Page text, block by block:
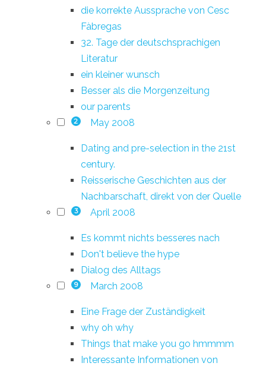
die korrekte Aussprache von Cesc
Fàbregas
32. Tage der deutschsprachigen
Literatur
ein kleiner wunsch
Besser als die Morgenzeitung
our parents
2 May 2008
Dating and pre-selection in the 21st
century.
Reisserische Geschichten aus der
Nachbarschaft, direkt von der Quelle
3 April 2008
Es kommt nichts besseres nach
Don't believe the hype
Dialog des Alltags
9 March 2008
Eine Frage der Zuständigkeit
why oh why
Things that make you go hmmmm
Interessante Informationen von